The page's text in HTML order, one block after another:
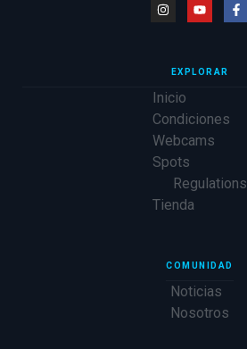
EXPLORAR
Inicio
Condiciones
Webcams
Spots
Regulations
Tienda
COMUNIDAD
Noticias
Nosotros